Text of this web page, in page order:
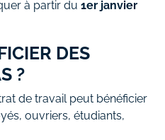
à partir du 1er janvier
DES
?
de travail peut bénéficier
ouvriers, étudiants,